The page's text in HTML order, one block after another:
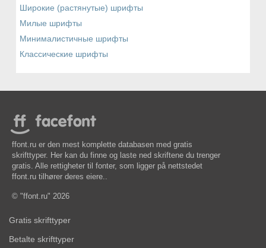
Широкие (растянутые) шрифты
Милые шрифты
Минималистичные шрифты
Классические шрифты
ffont.ru er den mest komplette databasen med gratis
skrifttyper. Her kan du finne og laste ned skriftene du trenger
gratis. Alle rettigheter til fonter, som ligger på nettstedet
ffont.ru tilhører deres eiere..
© "ffont.ru" 2026
Gratis skrifttyper
Betalte skrifttyper